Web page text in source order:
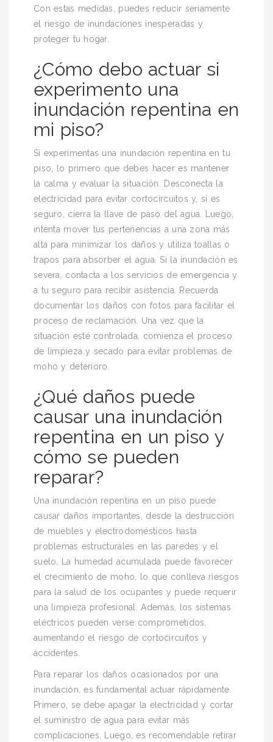
Con estas medidas, puedes reducir seriamente
el riesgo de inundaciones inesperadas y
proteger tu hogar.
¿Cómo debo actuar si
experimento una
inundación repentina en
mi piso?
Si experimentas una inundación repentina en tu
piso, lo primero que debes hacer es mantener
la calma y evaluar la situación. Desconecta la
electricidad para evitar cortocircuitos y, si es
seguro, cierra la llave de paso del agua. Luego,
intenta mover tus pertenencias a una zona más
alta para minimizar los daños y utiliza toallas o
trapos para absorber el agua. Si la inundación es
severa, contacta a los servicios de emergencia y
a tu seguro para recibir asistencia. Recuerda
documentar los daños con fotos para facilitar el
proceso de reclamación. Una vez que la
situación esté controlada, comienza el proceso
de limpieza y secado para evitar problemas de
moho y deterioro.
¿Qué daños puede
causar una inundación
repentina en un piso y
cómo se pueden
reparar?
Una inundación repentina en un piso puede
causar daños importantes, desde la destrucción
de muebles y electrodomésticos hasta
problemas estructurales en las paredes y el
suelo. La humedad acumulada puede favorecer
el crecimiento de moho, lo que conlleva riesgos
para la salud de los ocupantes y puede requerir
una limpieza profesional. Además, los sistemas
eléctricos pueden verse comprometidos,
aumentando el riesgo de cortocircuitos y
accidentes.
Para reparar los daños ocasionados por una
inundación, es fundamental actuar rápidamente.
Primero, se debe apagar la electricidad y cortar
el suministro de agua para evitar más
complicaciones. Luego, es recomendable retirar